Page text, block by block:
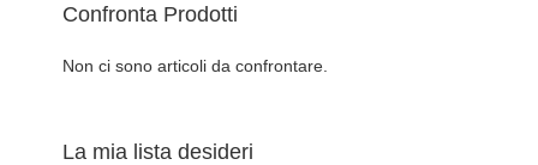
Confronta Prodotti
Non ci sono articoli da confrontare.
La mia lista desideri